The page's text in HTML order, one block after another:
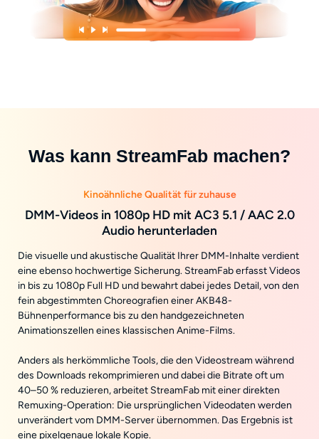
Was kann StreamFab machen?
Kinoähnliche Qualität für zuhause
DMM-Videos in 1080p HD mit AC3 5.1 / AAC 2.0
Audio herunterladen
Die visuelle und akustische Qualität Ihrer DMM-Inhalte verdient
eine ebenso hochwertige Sicherung. StreamFab erfasst Videos
in bis zu 1080p Full HD und bewahrt dabei jedes Detail, von den
fein abgestimmten Choreografien einer AKB48-
Bühnenperformance bis zu den handgezeichneten
Animationszellen eines klassischen Anime-Films.
Anders als herkömmliche Tools, die den Videostream während
des Downloads rekomprimieren und dabei die Bitrate oft um
40–50 % reduzieren, arbeitet StreamFab mit einer direkten
Remuxing-Operation: Die ursprünglichen Videodaten werden
unverändert vom DMM-Server übernommen. Das Ergebnis ist
eine pixelgenaue lokale Kopie.